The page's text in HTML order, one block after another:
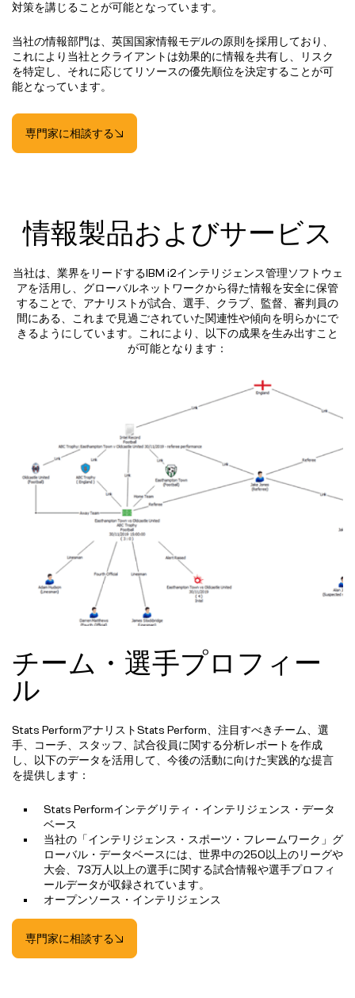
対策を講じることが可能となっています。
当社の情報部門は、英国国家情報モデルの原則を採用しており、
これにより当社とクライアントは効果的に情報を共有し、リスク
を特定し、それに応じてリソースの優先順位を決定することが可
能となっています。
専門家に相談する
情報製品およびサービス
当社は、業界をリードするIBM i2インテリジェンス管理ソフトウェ
アを活用し、グローバルネットワークから得た情報を安全に保管
することで、アナリストが試合、選手、クラブ、監督、審判員の
間にある、これまで見過ごされていた関連性や傾向を明らかにで
きるようにしています。これにより、以下の成果を生み出すこと
が可能となります：
チーム・選手プロフィー
ル
Stats PerformアナリストStats Perform、注目すべきチーム、選
手、コーチ、スタッフ、試合役員に関する分析レポートを作成
し、以下のデータを活用して、今後の活動に向けた実践的な提言
を提供します：
Stats Performインテグリティ・インテリジェンス・データ
ベース
当社の「インテリジェンス・スポーツ・フレームワーク」グ
ローバル・データベースには、世界中の250以上のリーグや
大会、73万人以上の選手に関する試合情報や選手プロフィ
ールデータが収録されています。
オープンソース・インテリジェンス
専門家に相談する